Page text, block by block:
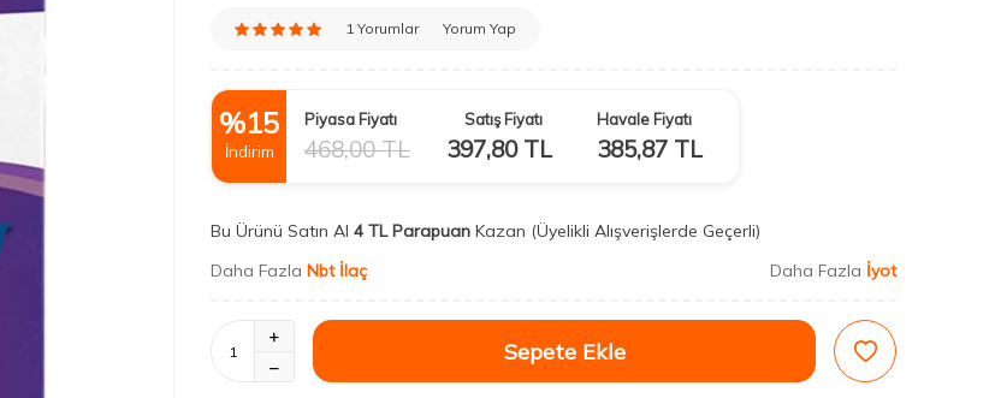
1 Yorumlar Yorum Yap
%15
İndirim
Piyasa Fiyatı
468,00TL
Satış Fiyatı
397,80TL
Havale Fiyatı
385,87 TL
Bu Ürünü Satın Al 4 TL Parapuan Kazan (Üyelikli Alışverişlerde Geçerli)
Daha Fazla Nbt İlaç Daha Fazla İyot
Sepete Ekle